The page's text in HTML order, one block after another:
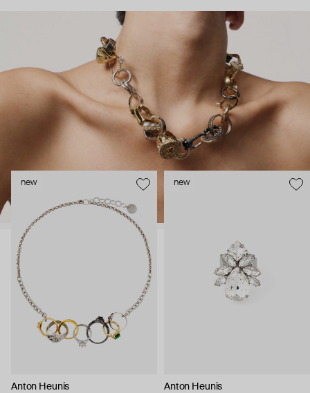
new
Anton Heunis
new
Anton Heunis